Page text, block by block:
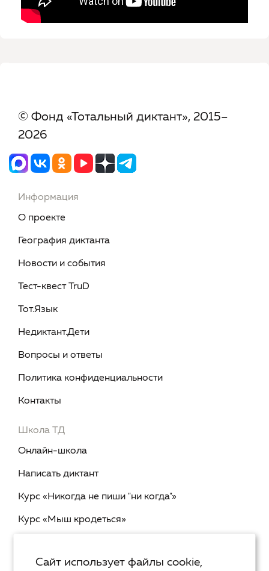
© Фонд «Тотальный диктант», 2015–
2026
Информация
О проекте
География диктанта
Новости и события
Тест-квест TruD
Тот.Язык
Недиктант.Дети
Вопросы и ответы
Политика конфиденциальности
Контакты
Школа ТД
Онлайн-школа
Написать диктант
Курс «Никогда не пиши "ни когда"»
Курс «Мыш кродеться»
двоеточия»
Сайт использует файлы cookie,